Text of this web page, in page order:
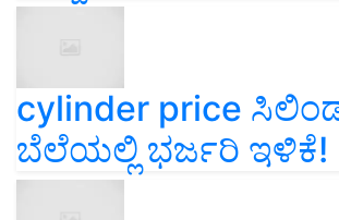
cylinder price
ಬೆಲೆಯಲ್ಲಿ ಭರ್ಜರಿ ಇಳಿಕೆ!